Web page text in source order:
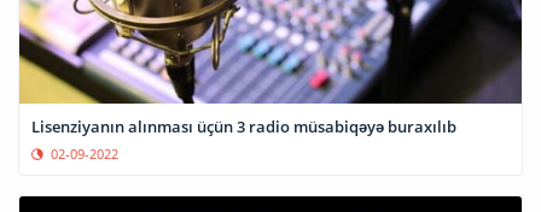
Lisenziyanın alınması üçün 3 radio müsabiqəyə buraxılıb
02-09-2022